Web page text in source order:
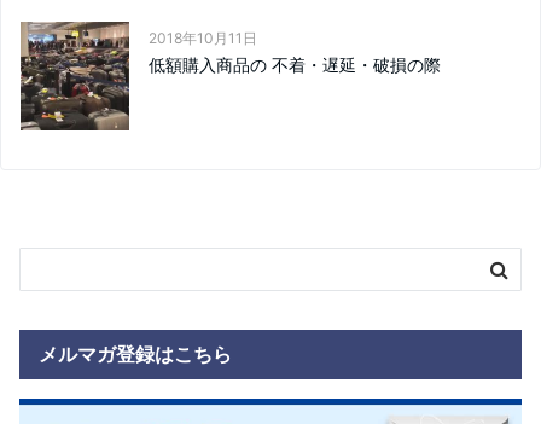
2018年10月11日
低額購入商品の 不着・遅延・破損の際
メルマガ登録はこちら